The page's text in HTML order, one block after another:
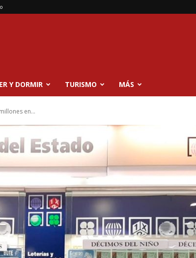
Y DORMIR TURISMO MÁS
en...